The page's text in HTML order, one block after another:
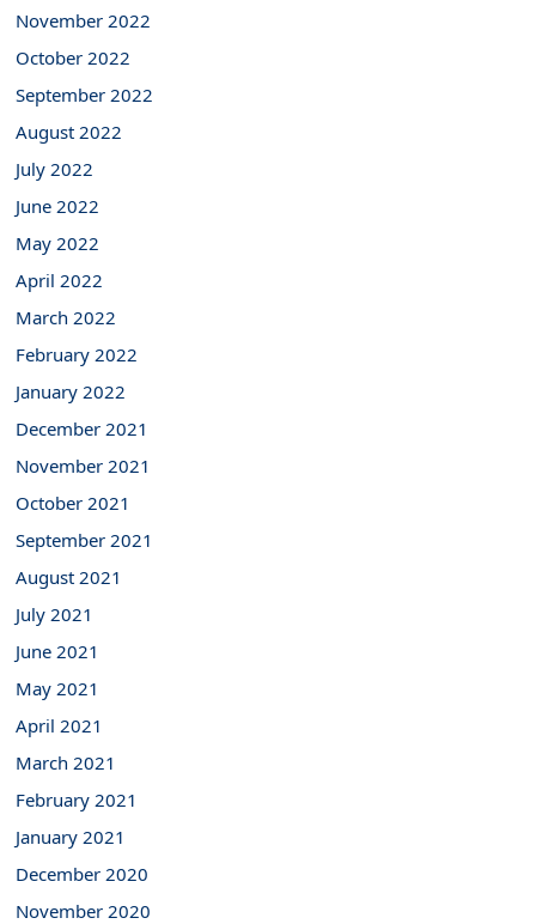
November 2022
October 2022
September 2022
August 2022
July 2022
June 2022
May 2022
April 2022
March 2022
February 2022
January 2022
December 2021
November 2021
October 2021
September 2021
August 2021
July 2021
June 2021
May 2021
April 2021
March 2021
February 2021
January 2021
December 2020
November 2020